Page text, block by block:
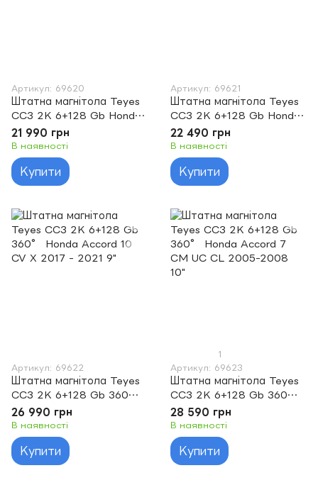
Артикул: 69620
Штатна магнітола Teyes
CC3 2K 6+128 Gb Honda
Accord 8 2008-2012 9"
21 990 грн
В наявності
Купити
Артикул: 69621
Штатна магнітола Teyes
CC3 2K 6+128 Gb Honda
Accord 9 CR 2012-2018
10"
22 490 грн
В наявності
Купити
Артикул: 69622
Штатна магнітола Teyes
CC3 2K 6+128 Gb 360°
Honda Accord 10 CV X
2017 - 2021 9"
26 990 грн
В наявності
Купити
1
Артикул: 69623
Штатна магнітола Teyes
CC3 2K 6+128 Gb 360°
Honda Accord 7 CM UC
CL 2005-2008 10"
28 590 грн
В наявності
Купити